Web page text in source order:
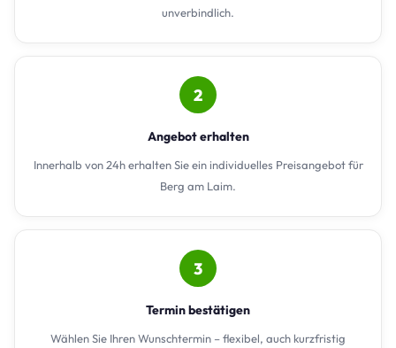
unverbindlich.
2
Angebot erhalten
Innerhalb von 24h erhalten Sie ein individuelles Preisangebot für
Berg am Laim.
3
Termin bestätigen
Wählen Sie Ihren Wunschtermin – flexibel, auch kurzfristig